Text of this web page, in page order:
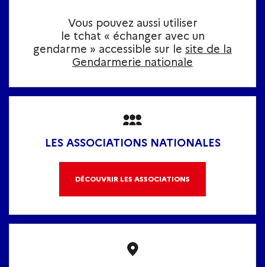
Vous pouvez aussi utiliser
le tchat « échanger avec un
gendarme » accessible sur le site de la
Gendarmerie nationale
LES ASSOCIATIONS NATIONALES
DÉCOUVRIR LES ASSOCIATIONS